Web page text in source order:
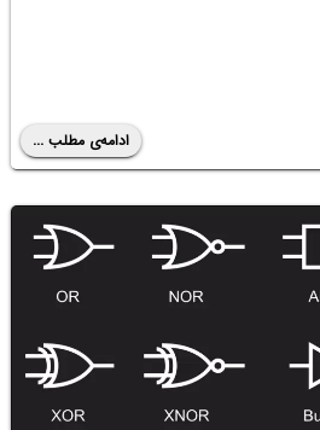
ادامه‌ی مطلب ...